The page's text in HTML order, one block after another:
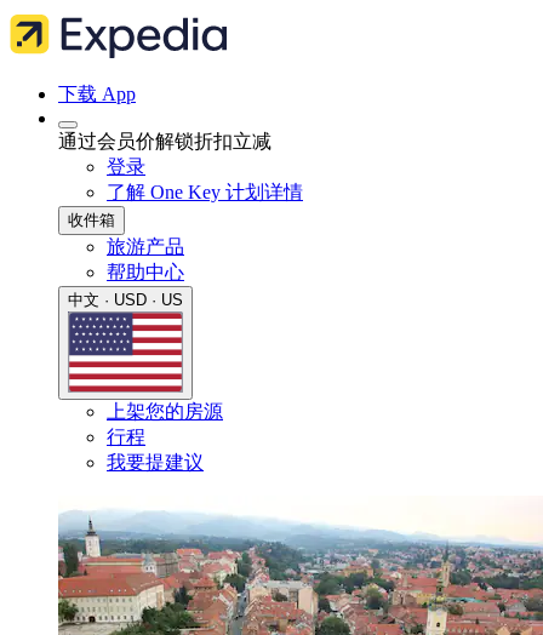
下载 App
通过会员价解锁折扣立减
登录
了解 One Key 计划详情
收件箱
旅游产品
帮助中心
中文 · USD · US
上架您的房源
行程
我要提建议